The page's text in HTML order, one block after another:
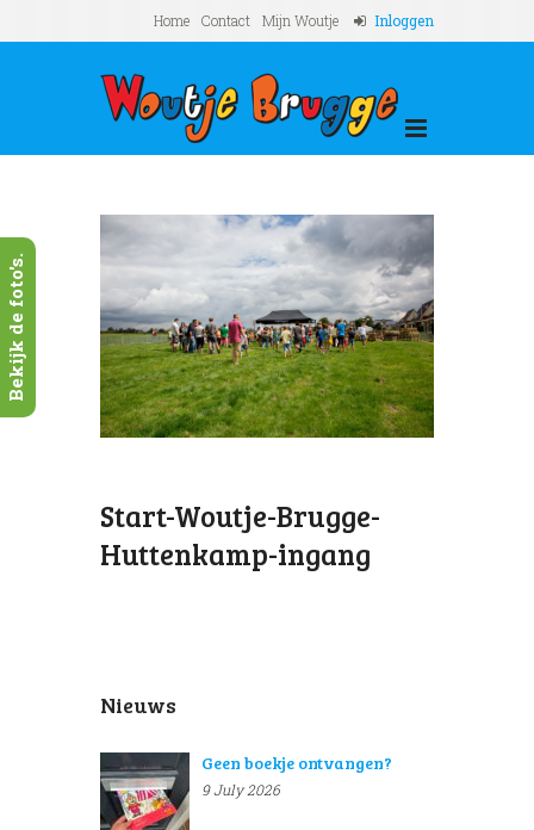
Home Contact Mijn Woutje Inloggen
Start-Woutje-Brugge-
Huttenkamp-ingang
Nieuws
Geen boekje ontvangen?
9 July 2026
Bekijk de foto's.